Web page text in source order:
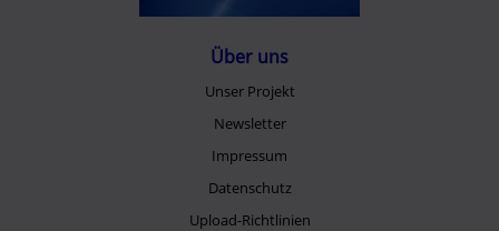
Über uns
Unser Projekt
Newsletter
Impressum
Datenschutz
Upload-Richtlinien